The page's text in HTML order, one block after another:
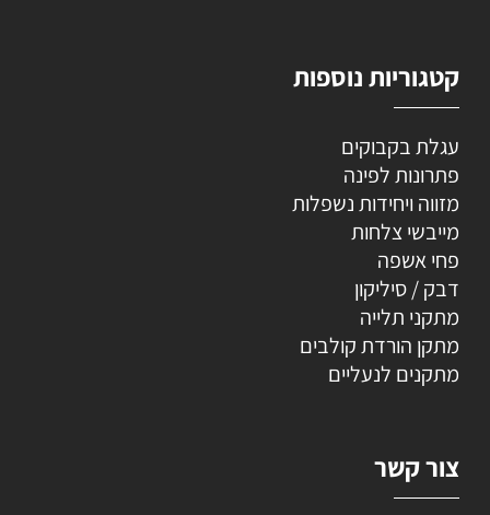
קטגוריות נוספות
עגלת בקבוקים
פתרונות לפינה
מזווה ויחידות נשפלות
מייבשי צלחות
פחי אשפה
דבק / סיליקון
מתקני תלייה
מתקן הורדת קולבים
מתקנים לנעליים
צור קשר